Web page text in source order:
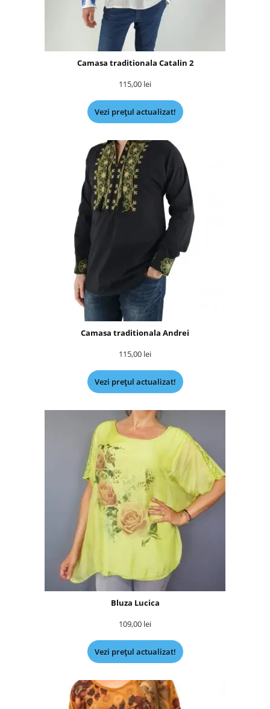
Camasa traditionala Catalin 2
115,00 lei
Vezi prețul actualizat!
Camasa traditionala Andrei
115,00 lei
Vezi prețul actualizat!
Bluza Lucica
109,00 lei
Vezi prețul actualizat!